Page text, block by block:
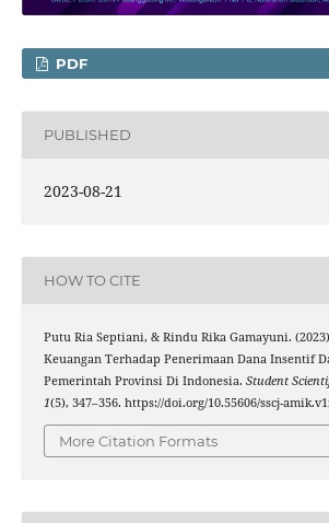
PDF
PUBLISHED
2023-08-21
HOW TO CITE
Putu Ria Septiani, & Rindu Rika Gamayuni.
Keuangan Terhadap Penerimaan Dana Insentif
Pemerintah Provinsi Di Indonesia. Student
1(5), 347–356. https://doi.org/10.55606/sscj-
More Citation Formats